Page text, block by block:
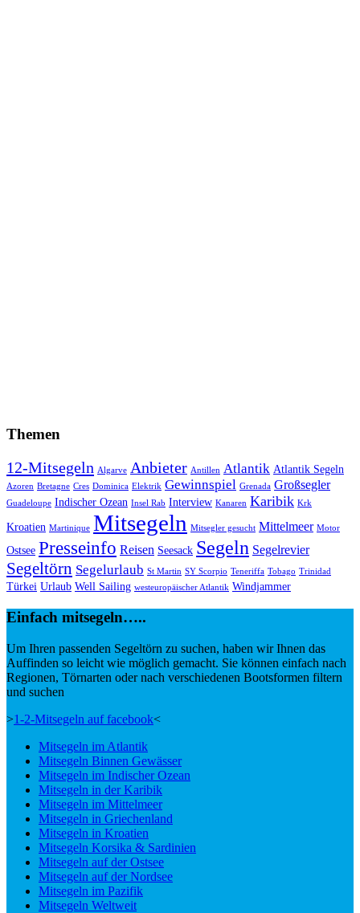
Themen
12-Mitsegeln Algarve Anbieter Antillen Atlantik Atlantik Segeln
Azoren Bretagne Cres Dominica Elektrik Gewinnspiel Grenada Großsegler
Guadeloupe Indischer Ozean Insel Rab Interview Kanaren Karibik Krk
Kroatien Martinique Mitsegeln Mitsegler gesucht Mittelmeer Motor
Ostsee Presseinfo Reisen Seesack Segeln Segelrevier
Segeltörn Segelurlaub St Martin SY Scorpio Teneriffa Tobago Trinidad
Türkei Urlaub Well Sailing westeuropäischer Atlantik Windjammer
Einfach mitsegeln…..
Um Ihren passenden Segeltörn zu suchen, haben wir Ihnen das
Auffinden so leicht wie möglich gemacht. Sie können einfach nach
Regionen, Törnarten oder nach verschiedenen Bootsformen filtern
und suchen
>1-2-Mitsegeln auf facebook<
Mitsegeln im Atlantik
Mitsegeln Binnen Gewässer
Mitsegeln im Indischer Ozean
Mitsegeln in der Karibik
Mitsegeln im Mittelmeer
Mitsegeln in Griechenland
Mitsegeln in Kroatien
Mitsegeln Korsika & Sardinien
Mitsegeln auf der Ostsee
Mitsegeln auf der Nordsee
Mitsegeln im Pazifik
Mitsegeln Weltweit